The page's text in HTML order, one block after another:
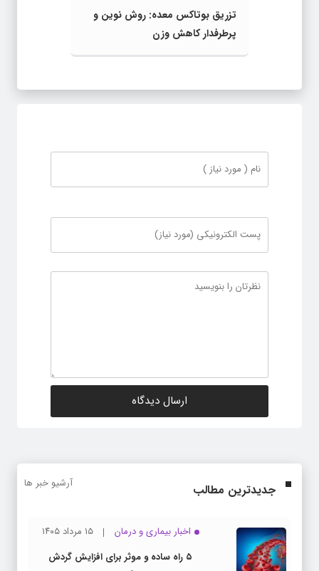
تزریق بوتاکس معده: روش نوین و
پرطرفدار کاهش وزن
جدیدترین مطالب آرشیو خبر ها
اخبار بیماری و درمان
۱۵ مرداد ۱۴۰۵
۵ راه ساده و موثر برای افزایش گردش